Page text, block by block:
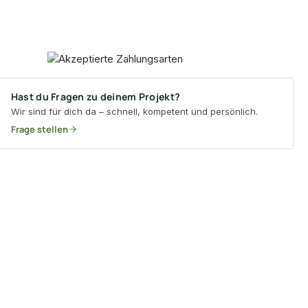
Hast du Fragen zu deinem Projekt?
Wir sind für dich da – schnell, kompetent und persönlich.
Frage stellen